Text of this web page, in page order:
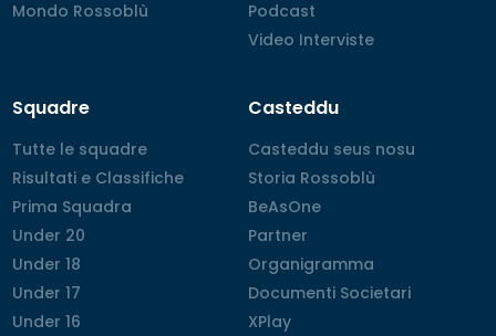
Mondo Rossoblù
Mondo Rossoblù
Podcast
Podcast
Video Interviste
Video Interviste
Squadre
Tutte le squadre
Tutte le squadre
Risultati e Classifiche
Risultati e Classifiche
Prima Squadra
Prima Squadra
Under 20
Under 20
Under 18
Under 18
Under 17
Under 17
Under 16
Under 16
Casteddu
Casteddu seus nosu
Casteddu seus nosu
Storia Rossoblù
Storia Rossoblù
BeAsOne
BeAsOne
Partner
Partner
Organigramma
Organigramma
Documenti Societari
Documenti Societari
XPlay
XPlay